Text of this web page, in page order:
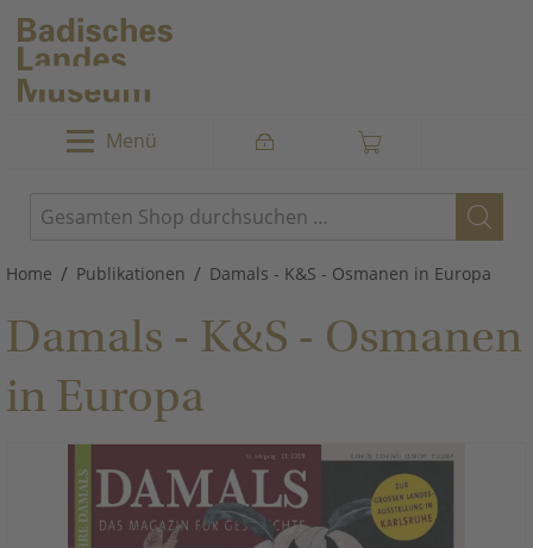
Menü
Home / Publikationen / Damals - K&S - Osmanen in Europa
Damals - K&S - Osmanen
in Europa